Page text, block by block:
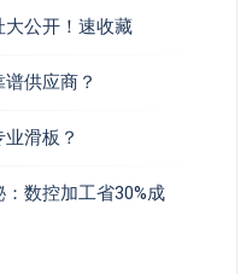
大公开！速收藏
供应商？
滑板？
数控加工省30%成